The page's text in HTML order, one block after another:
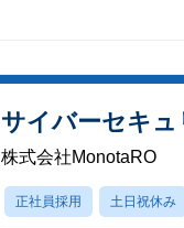
サイバーセキュ
株式会社MonotaRO
正社員採用 土日祝休み